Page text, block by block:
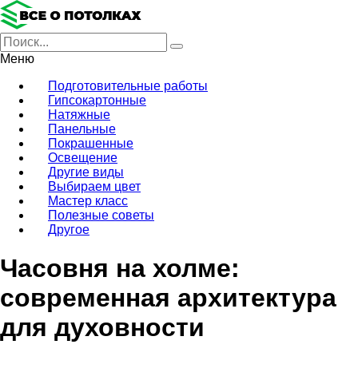
Меню
Подготовительные работы
Гипсокартонные
Натяжные
Панельные
Покрашенные
Освещение
Другие виды
Выбираем цвет
Мастер класс
Полезные советы
Другое
Часовня на холме:
современная архитектура
для духовности